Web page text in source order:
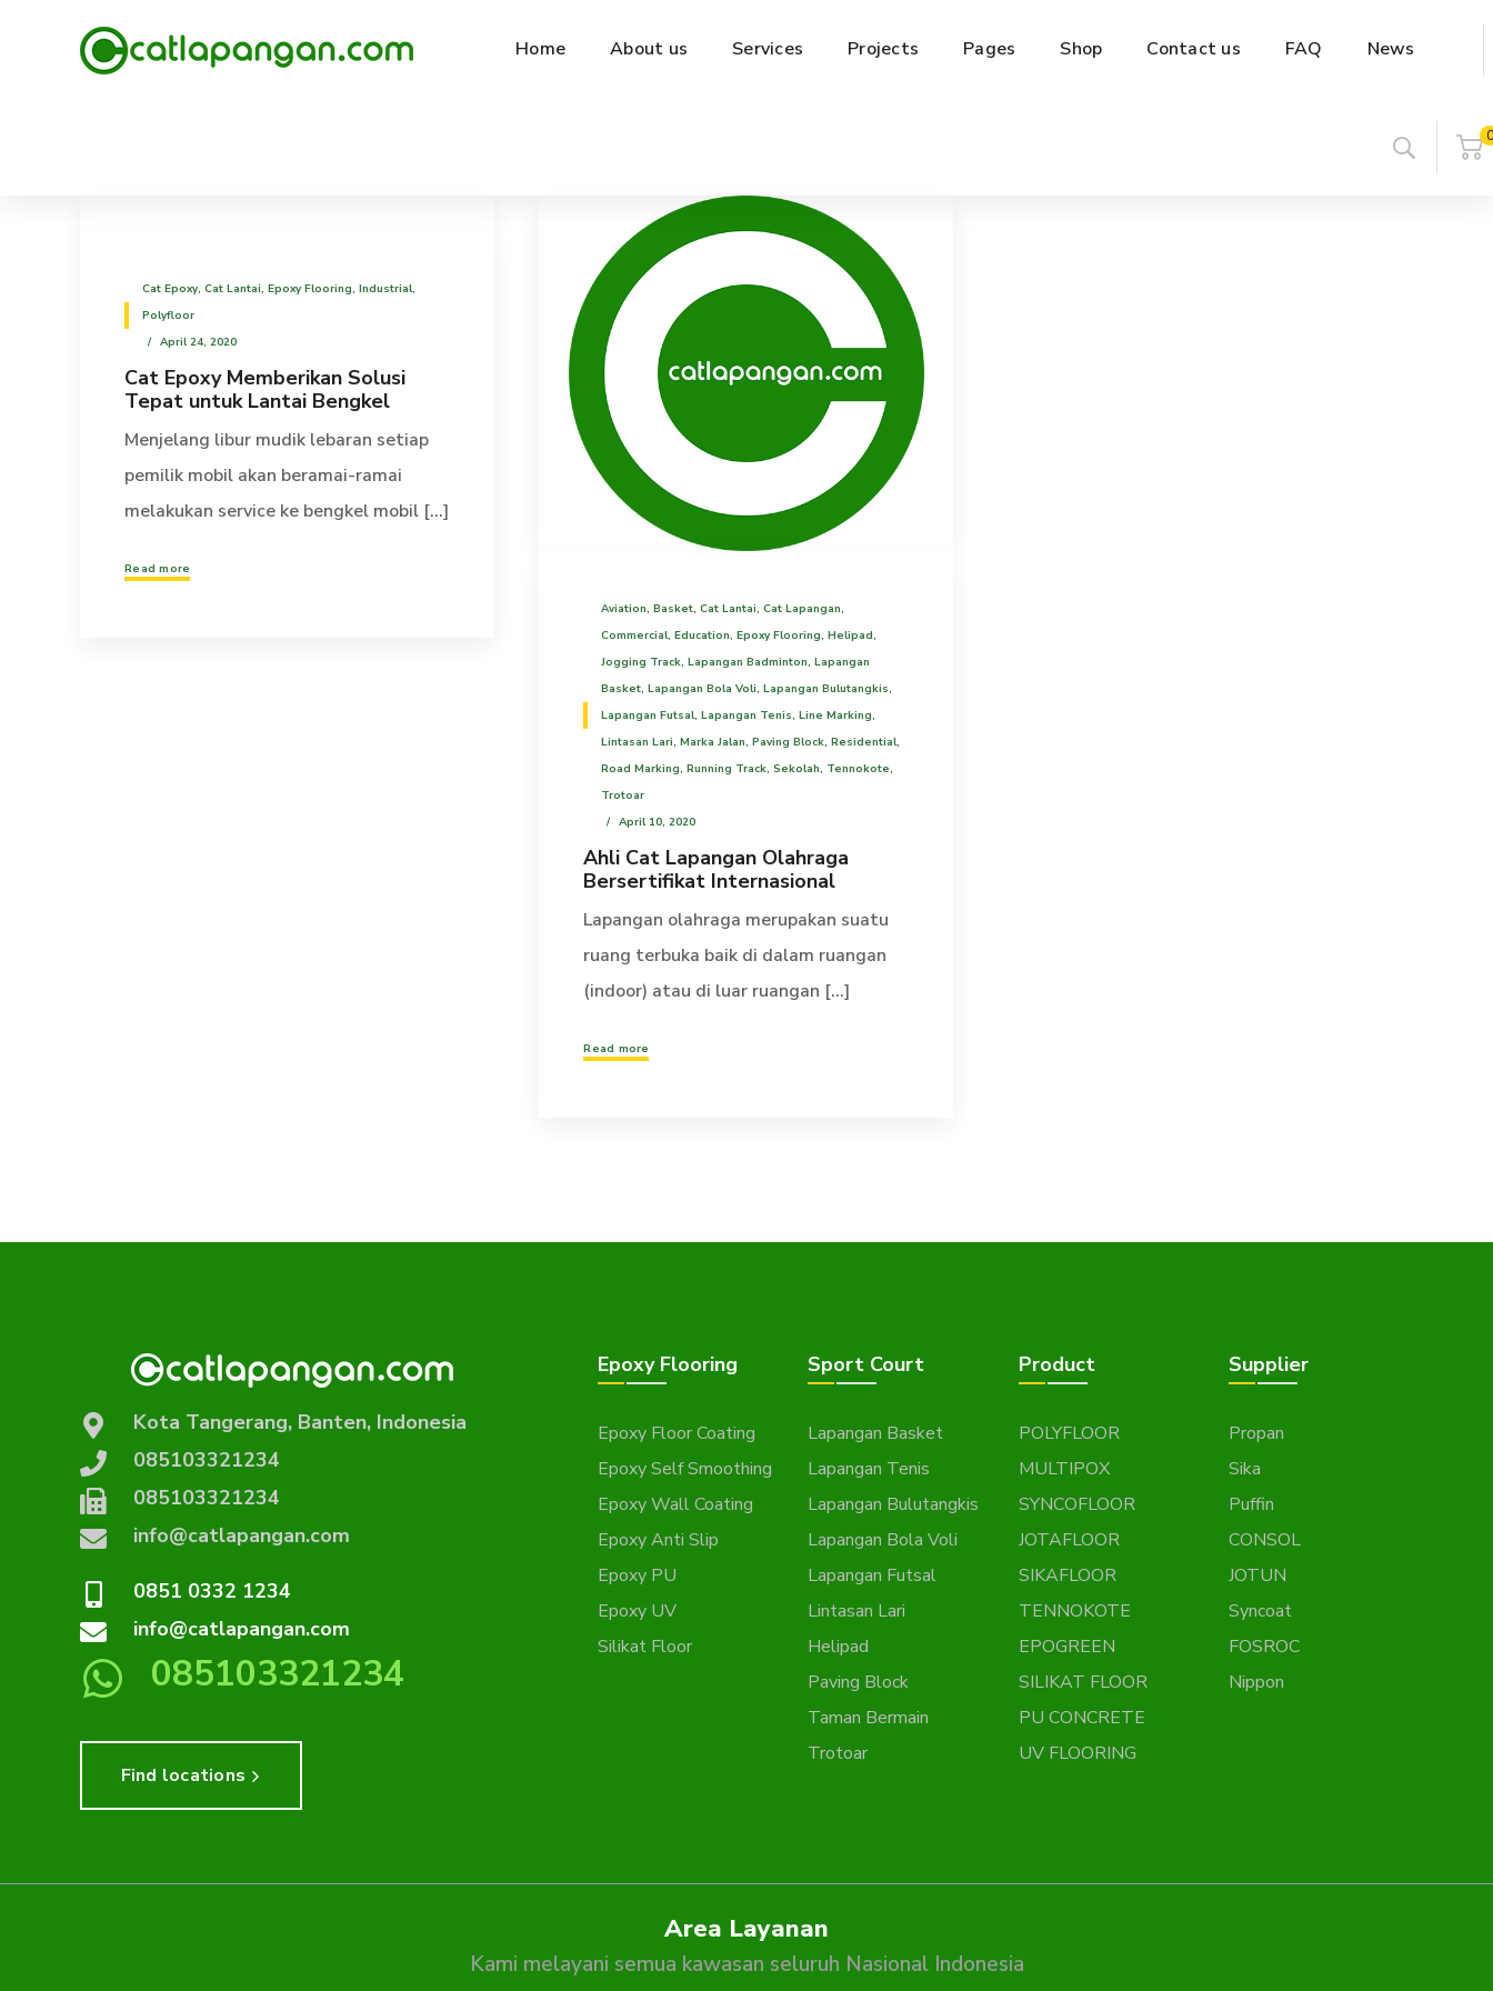
Home About us Services Projects Pages Shop Contact us FAQ News
0
Cat Epoxy, Cat Lantai, Epoxy Flooring, Industrial,
Polyfloor
April 24, 2020
Cat Epoxy Memberikan Solusi
Tepat untuk Lantai Bengkel
Menjelang libur mudik lebaran setiap
pemilik mobil akan beramai-ramai
melakukan service ke bengkel mobil [...]
Read more
Aviation, Basket, Cat Lantai, Cat Lapangan,
Commercial, Education, Epoxy Flooring, Helipad,
Jogging Track, Lapangan Badminton, Lapangan
Basket, Lapangan Bola Voli, Lapangan Bulutangkis,
Lapangan Futsal, Lapangan Tenis, Line Marking,
Lintasan Lari, Marka Jalan, Paving Block, Residential,
Road Marking, Running Track, Sekolah, Tennokote,
Trotoar
April 10, 2020
Ahli Cat Lapangan Olahraga
Bersertifikat Internasional
Lapangan olahraga merupakan suatu
ruang terbuka baik di dalam ruangan
(indoor) atau di luar ruangan [...]
Read more
Kota Tangerang, Banten, Indonesia
085103321234
085103321234
info@catlapangan.com
0851 0332 1234
info@catlapangan.com
085103321234
Find locations
Epoxy Flooring
Epoxy Floor Coating
Epoxy Self Smoothing
Epoxy Wall Coating
Epoxy Anti Slip
Epoxy PU
Epoxy UV
Silikat Floor
Sport Court
Lapangan Basket
Lapangan Tenis
Lapangan Bulutangkis
Lapangan Bola Voli
Lapangan Futsal
Lintasan Lari
Helipad
Paving Block
Taman Bermain
Trotoar
Product
POLYFLOOR
MULTIPOX
SYNCOFLOOR
JOTAFLOOR
SIKAFLOOR
TENNOKOTE
EPOGREEN
SILIKAT FLOOR
PU CONCRETE
UV FLOORING
Supplier
Propan
Sika
Puffin
CONSOL
JOTUN
Syncoat
FOSROC
Nippon
Area Layanan
Kami melayani semua kawasan seluruh Nasional Indonesia